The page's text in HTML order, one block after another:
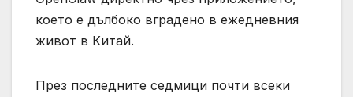
което е дълбоко вградено в ежедневния
живот в Китай.
През последните седмици почти всеки